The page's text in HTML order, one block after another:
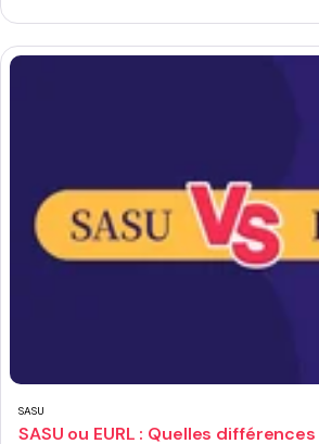
SASU
SASU ou EURL : Quelles